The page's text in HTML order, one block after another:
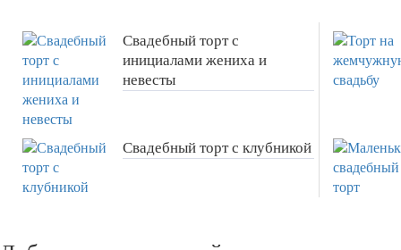
Свадебный торт с
инициалами жениха и
невесты
Свадебный торт с клубникой